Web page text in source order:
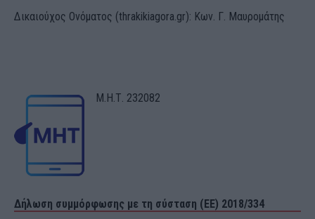
Δικαιούχος Ονόματος (thrakikiagora.gr): Κων. Γ. Μαυρομάτης
Μ.Η.Τ. 232082
Δήλωση συμμόρφωσης με τη σύσταση (ΕΕ) 2018/334